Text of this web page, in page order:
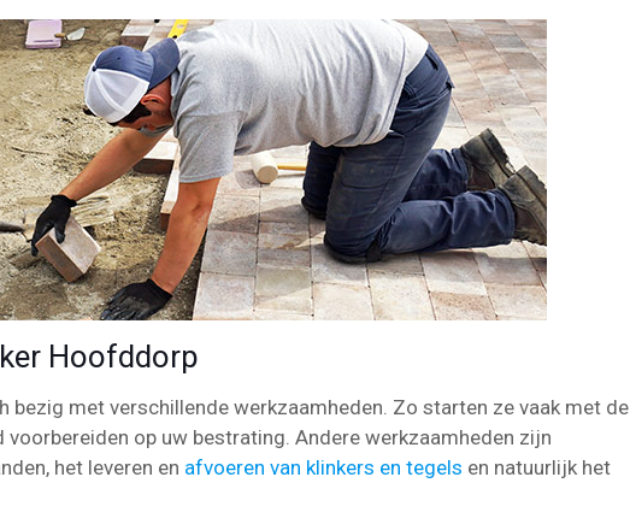
Hoofddorp
met verschillende werkzaamheden. Zo starten ze vaak met de
op uw bestrating. Andere werkzaamheden zijn
het leveren en afvoeren van klinkers en tegels en natuurlijk het